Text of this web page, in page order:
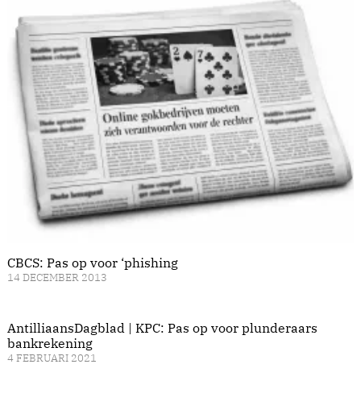
CBCS: Pas op voor ‘phishing
14 DECEMBER 2013
AntilliaansDagblad | KPC: Pas op voor plunderaars
bankrekening
4 FEBRUARI 2021